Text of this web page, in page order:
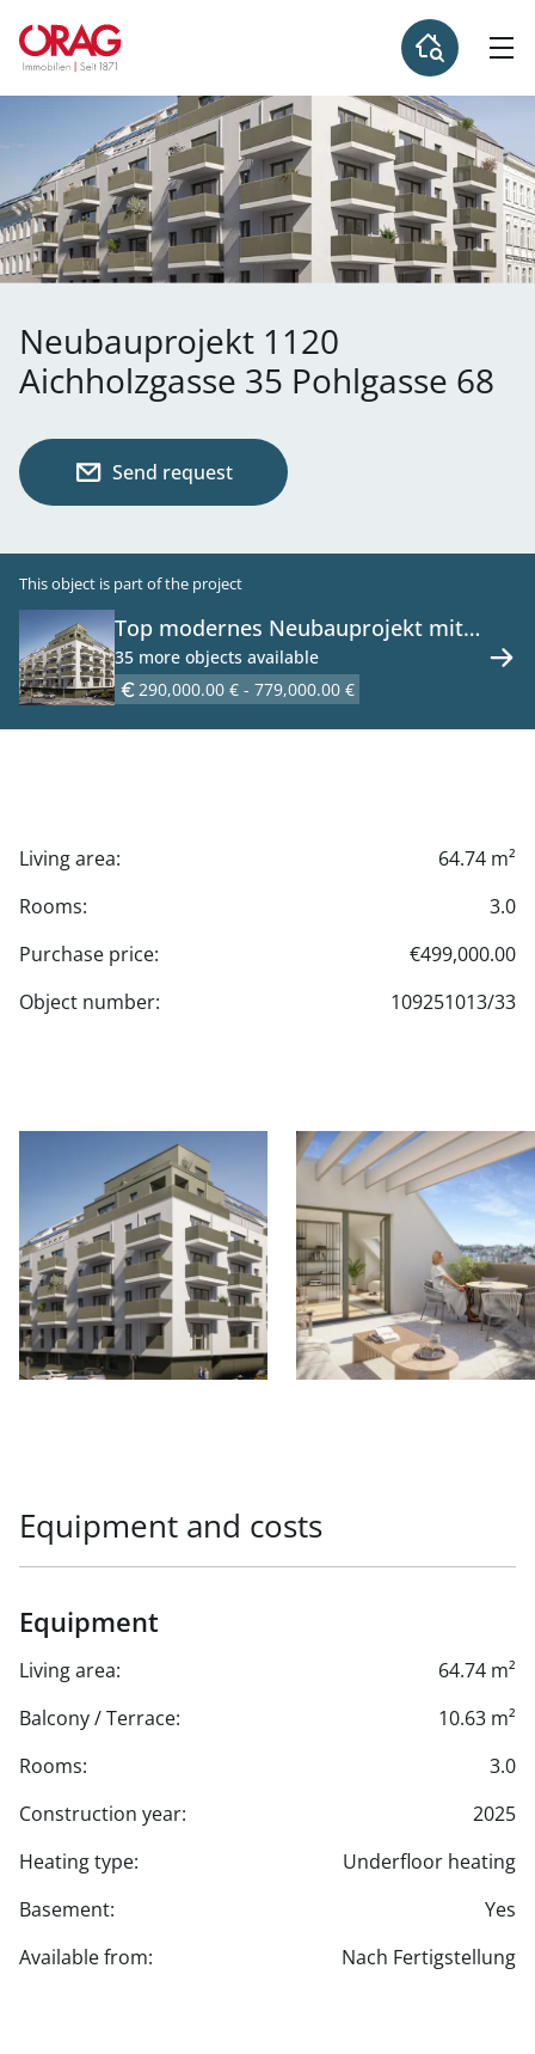
Neubauprojekt 1120
Aichholzgasse 35 Pohlgasse 68
Send request
This object is part of the project
Top modernes Neubauprojekt mit
66 Wohnungen - zu kaufen in 1120
Wien
35 more objects available
290,000.00 € - 779,000.00 €
Living area:
64.74 m²
Rooms:
3.0
Purchase price:
€499,000.00
Object number:
109251013/33
Equipment and costs
Equipment
Living area:
64.74 m²
Balcony / Terrace:
10.63 m²
Rooms:
3.0
Construction year:
2025
Heating type:
Underfloor heating
Basement:
Yes
Available from:
Nach Fertigstellung